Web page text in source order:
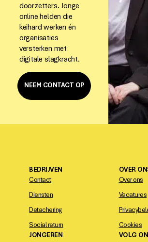
doorzetters. Jonge
online helden die
keihard werken én
organisaties
versterken met
digitale slagkracht.
NEEM CONTACT OP
BEDRIJVEN
Contact
Diensten
Detachering
Social return
JONGEREN
OVER
Over ons
Vacatures
Cookies
VOLG